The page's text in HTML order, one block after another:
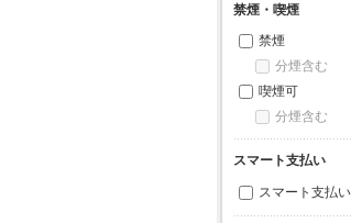
禁煙・喫煙
禁煙
分煙含む
喫煙可
分煙含む
スマート支払い
スマート支払